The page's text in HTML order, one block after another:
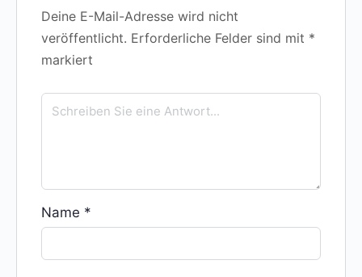
Deine E-Mail-Adresse wird nicht
veröffentlicht. Erforderliche Felder sind mit *
markiert
Name *